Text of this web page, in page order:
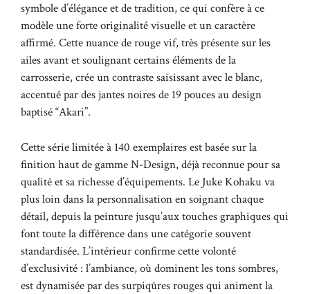
symbole d’élégance et de tradition, ce qui confère à ce
modèle une forte originalité visuelle et un caractère
affirmé. Cette nuance de rouge vif, très présente sur les
ailes avant et soulignant certains éléments de la
carrosserie, crée un contraste saisissant avec le blanc,
accentué par des jantes noires de 19 pouces au design
baptisé “Akari”.
Cette série limitée à 140 exemplaires est basée sur la
finition haut de gamme N-Design, déjà reconnue pour sa
qualité et sa richesse d’équipements. Le Juke Kohaku va
plus loin dans la personnalisation en soignant chaque
détail, depuis la peinture jusqu’aux touches graphiques qui
font toute la différence dans une catégorie souvent
standardisée. L’intérieur confirme cette volonté
d’exclusivité : l’ambiance, où dominent les tons sombres,
est dynamisée par des surpiqûres rouges qui animent la